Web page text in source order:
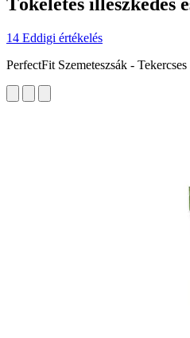
14 Eddigi értékelés
PerfectFit Szemeteszsák -